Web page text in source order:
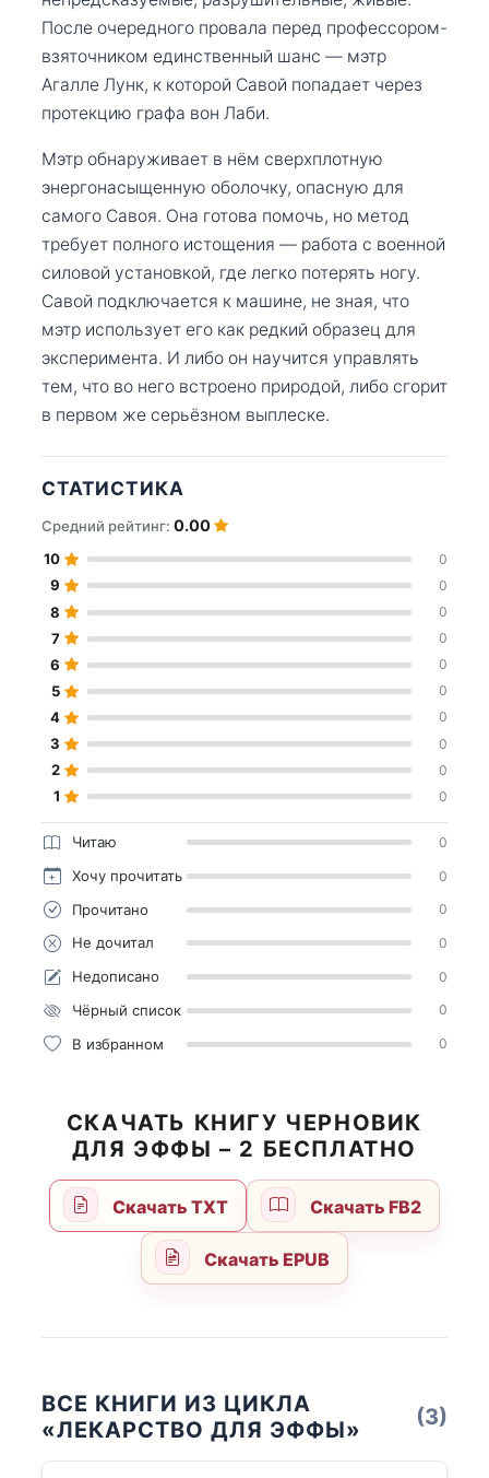
После очередного провала перед профессором-
взяточником единственный шанс — мэтр
Агалле Лунк, к которой Савой попадает через
протекцию графа вон Лаби.
Мэтр обнаруживает в нём сверхплотную
энергонасыщенную оболочку, опасную для
самого Савоя. Она готова помочь, но метод
требует полного истощения — работа с военной
силовой установкой, где легко потерять ногу.
Савой подключается к машине, не зная, что
мэтр использует его как редкий образец для
эксперимента. И либо он научится управлять
тем, что во него встроено природой, либо сгорит
в первом же серьёзном выплеске.
СТАТИСТИКА
Средний рейтинг: 0.00
10 0
9 0
8 0
7 0
6 0
5 0
4 0
3 0
2 0
1 0
Читаю 0
Хочу прочитать 0
Прочитано 0
Не дочитал 0
Недописано 0
Чёрный список 0
В избранном 0
СКАЧАТЬ КНИГУ ЧЕРНОВИК
ДЛЯ ЭФФЫ – 2 БЕСПЛАТНО
Скачать TXT Скачать FB2
Скачать EPUB
ВСЕ КНИГИ ИЗ ЦИКЛА
«ЛЕКАРСТВО ДЛЯ ЭФФЫ»
(3)